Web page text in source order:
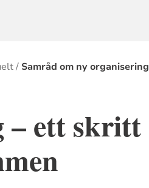
Samråd om ny organisering
– ett skritt